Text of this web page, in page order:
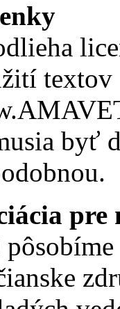
textov
byť
pre